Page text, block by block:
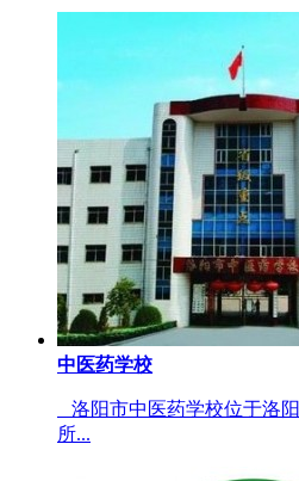
中医药学校
洛阳市中医药学校位于洛
所...